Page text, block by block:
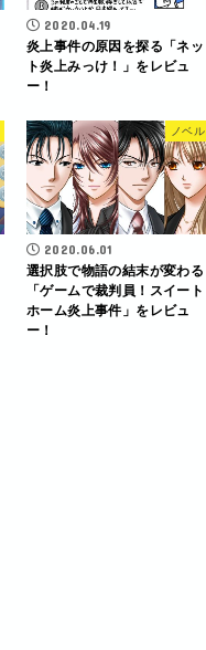
2020.04.19
炎上事件の原因を探る「ネッ
ト炎上みっけ！」をレビュ
ー！
ノベル
2020.06.01
選択肢で物語の結末が変わる
「ゲームで裁判員！スイート
ホーム炎上事件」をレビュ
ー！